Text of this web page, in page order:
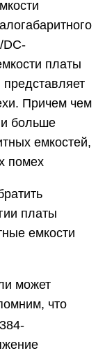
DC-
платы
Причем чем
больше
емкостей,
помех
платы
емкости
может
что